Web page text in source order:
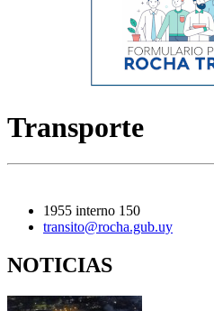
Transporte
1955 interno 150
transito@rocha.gub.uy
NOTICIAS